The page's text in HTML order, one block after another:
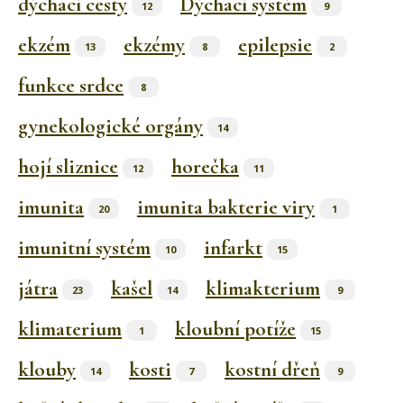
12 9
ekzém 13 ekzémy 8 epilepsie 2
funkce srdce 8
gynekologické orgány 14
hojí sliznice 12 horečka 11
imunita 20 imunita bakterie viry 1
imunitní systém 10 infarkt 15
játra 23 kašel 14 klimakterium 9
klimaterium 1 kloubní potíže 15
klouby 14 kosti 7 kostní dřeň 9